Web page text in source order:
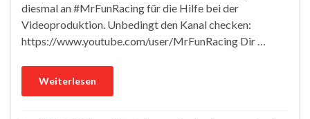
diesmal an #MrFunRacing für die Hilfe bei der
Videoproduktion. Unbedingt den Kanal checken:
https://www.youtube.com/user/MrFunRacing Dir …
Weiterlesen